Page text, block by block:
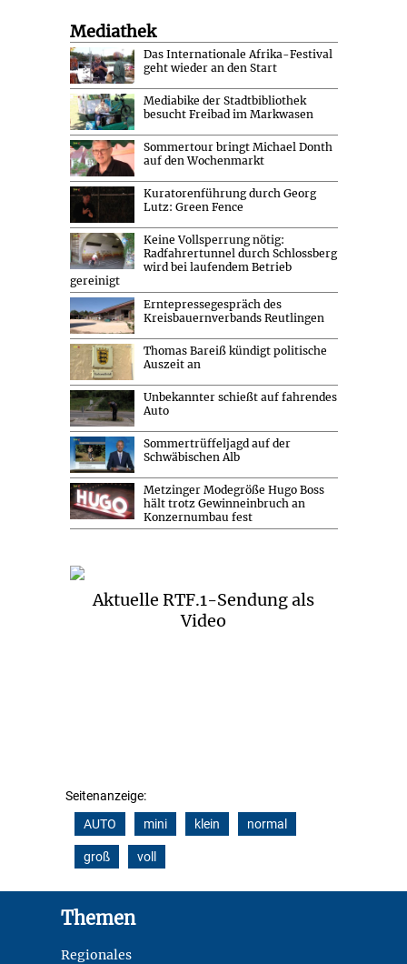
Mediathek
Das Internationale Afrika-Festival
geht wieder an den Start
Mediabike der Stadtbibliothek
besucht Freibad im Markwasen
Sommertour bringt Michael Donth
auf den Wochenmarkt
Kuratorenführung durch Georg
Lutz: Green Fence
Keine Vollsperrung nötig:
Radfahrertunnel durch Schlossberg
wird bei laufendem Betrieb
gereinigt
Erntepressegespräch des
Kreisbauernverbands Reutlingen
Thomas Bareiß kündigt politische
Auszeit an
Unbekannter schießt auf fahrendes
Auto
Sommertrüffeljagd auf der
Schwäbischen Alb
Metzinger Modegröße Hugo Boss
hält trotz Gewinneinbruch an
Konzernumbau fest
Aktuelle RTF.1-Sendung als
Video
Seitenanzeige:
AUTO
mini klein normal
groß voll
Themen
Regionales